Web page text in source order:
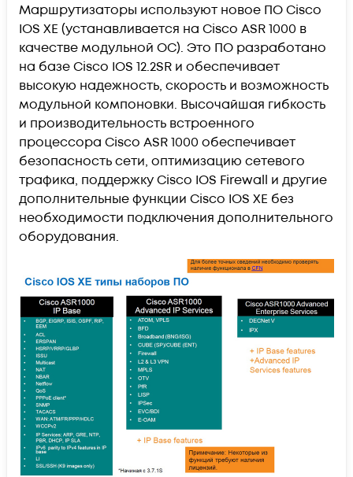
Маршрутизаторы используют новое ПО Cisco
IOS XE (устанавливается на Cisco ASR 1000 в
качестве модульной ОС). Это ПО разработано
на базе Cisco IOS 12.2SR и обеспечивает
высокую надежность, скорость и возможность
модульной компоновки. Высочайшая гибкость
и производительность встроенного
процессора Cisco ASR 1000 обеспечивает
безопасность сети, оптимизацию сетевого
трафика, поддержку Cisco IOS Firewall и другие
дополнительные функции Cisco IOS XE без
необходимости подключения дополнительного
оборудования.